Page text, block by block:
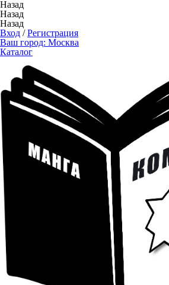
Назад
Назад
Назад
Вход /Регистрация
Ваш город: Москва
Каталог